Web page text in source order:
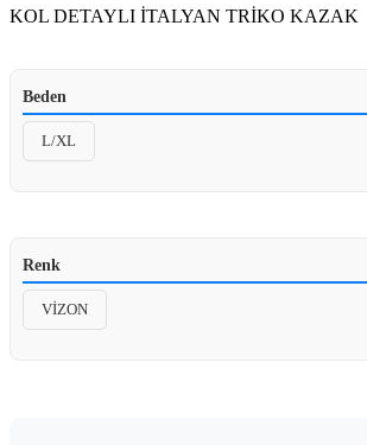
KOL DETAYLI İTALYAN TRİKO KAZAK
Beden
L/XL
Renk
VİZON